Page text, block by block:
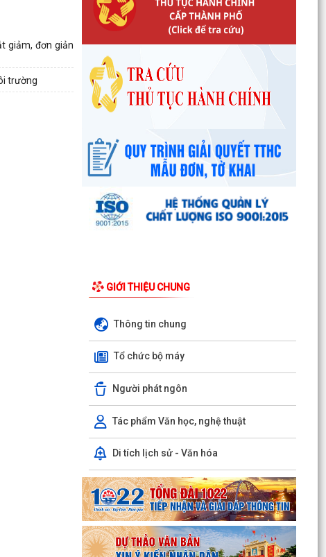
giảm, đơn giản
trường
GIỚI THIỆU CHUNG
Thông tin chung
Tổ chức bộ máy
Người phát ngôn
Tác phẩm Văn học, nghệ thuật
Di tích lịch sử - Văn hóa
UBND phường triển khai công tác khám sức
khoẻ định kỳ, khám sàng lọc miễn phí cho người
dân trên...
Ban đại diện Hội đồng quản trị Ngân hàng Chính
sách xã hội phường Kiến An tổ chức phiên họp
giao...
TỪ NGÀY 08/8/2026: NHIỀU THỦ TỤC HÀNH
CHÍNH TRỰC TUYẾN TẠI THÀNH PHỐ HẢI
PHÒNG ĐƯỢC THU PHÍ, LỆ PHÍ...
Chi bộ trường Tiểu học Quang Trung kết nạp
Đảng viên mới
Tổ Đại biểu số 05 HĐND thành phố tiếp xúc cử tri
sau Kỳ họp thường lệ giữa năm 2026 HĐND
thành phố...